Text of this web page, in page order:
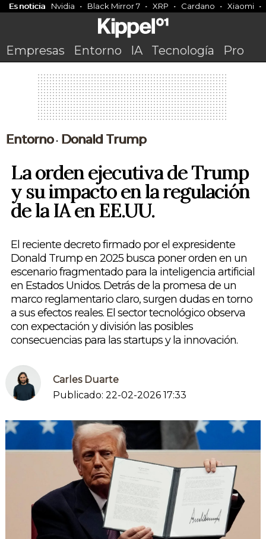
Es noticia Nvidia Black Mirror 7 XRP Cardano Xiaomi
Empresas Entorno IA Tecnología Pro
Entorno• Donald Trump
La orden ejecutiva de Trump
y su impacto en la regulación
de la IA en EE.UU.
El reciente decreto firmado por el expresidente
Donald Trump en 2025 busca poner orden en un
escenario fragmentado para la inteligencia artificial
en Estados Unidos. Detrás de la promesa de un
marco reglamentario claro, surgen dudas en torno
a sus efectos reales. El sector tecnológico observa
con expectación y división las posibles
consecuencias para las startups y la innovación.
Carles Duarte
Publicado: 22-02-2026 17:33